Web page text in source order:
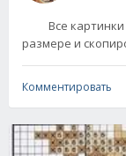
Все картинки
Комментировать